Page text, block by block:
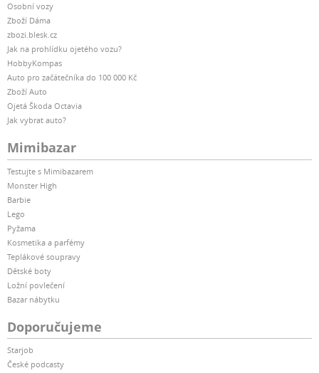
Osobní vozy
Zboží Dáma
zbozi.blesk.cz
Jak na prohlídku ojetého vozu?
HobbyKompas
Auto pro začátečníka do 100 000 Kč
Zboží Auto
Ojetá Škoda Octavia
Jak vybrat auto?
Mimibazar
Testujte s Mimibazarem
Monster High
Barbie
Lego
Pyžama
Kosmetika a parfémy
Teplákové soupravy
Dětské boty
Ložní povlečení
Bazar nábytku
Doporučujeme
Starjob
České podcasty